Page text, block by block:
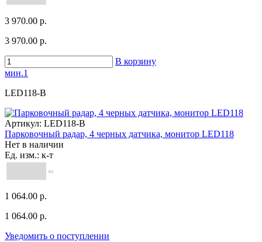
3 970.00 р.
3 970.00 р.
В корзину
мин.1
LED118-B
Артикул: LED118-B
Парковочный радар, 4 черных датчика, монитор LED118
Нет в наличии
Ед. изм.: к-т
(0)
1 064.00 р.
1 064.00 р.
Уведомить о поступлении